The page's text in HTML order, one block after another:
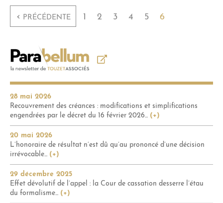
‹ PRÉCÉDENTE 1 2 3 4 5 6
28 mai 2026
Recouvrement des créances : modifications et simplifications
engendrées par le décret du 16 février 2026... (+)
20 mai 2026
L’honoraire de résultat n’est dû qu’au prononcé d’une décision
irrévocable... (+)
29 décembre 2025
Effet dévolutif de l’appel : la Cour de cassation desserre l’étau
du formalisme... (+)